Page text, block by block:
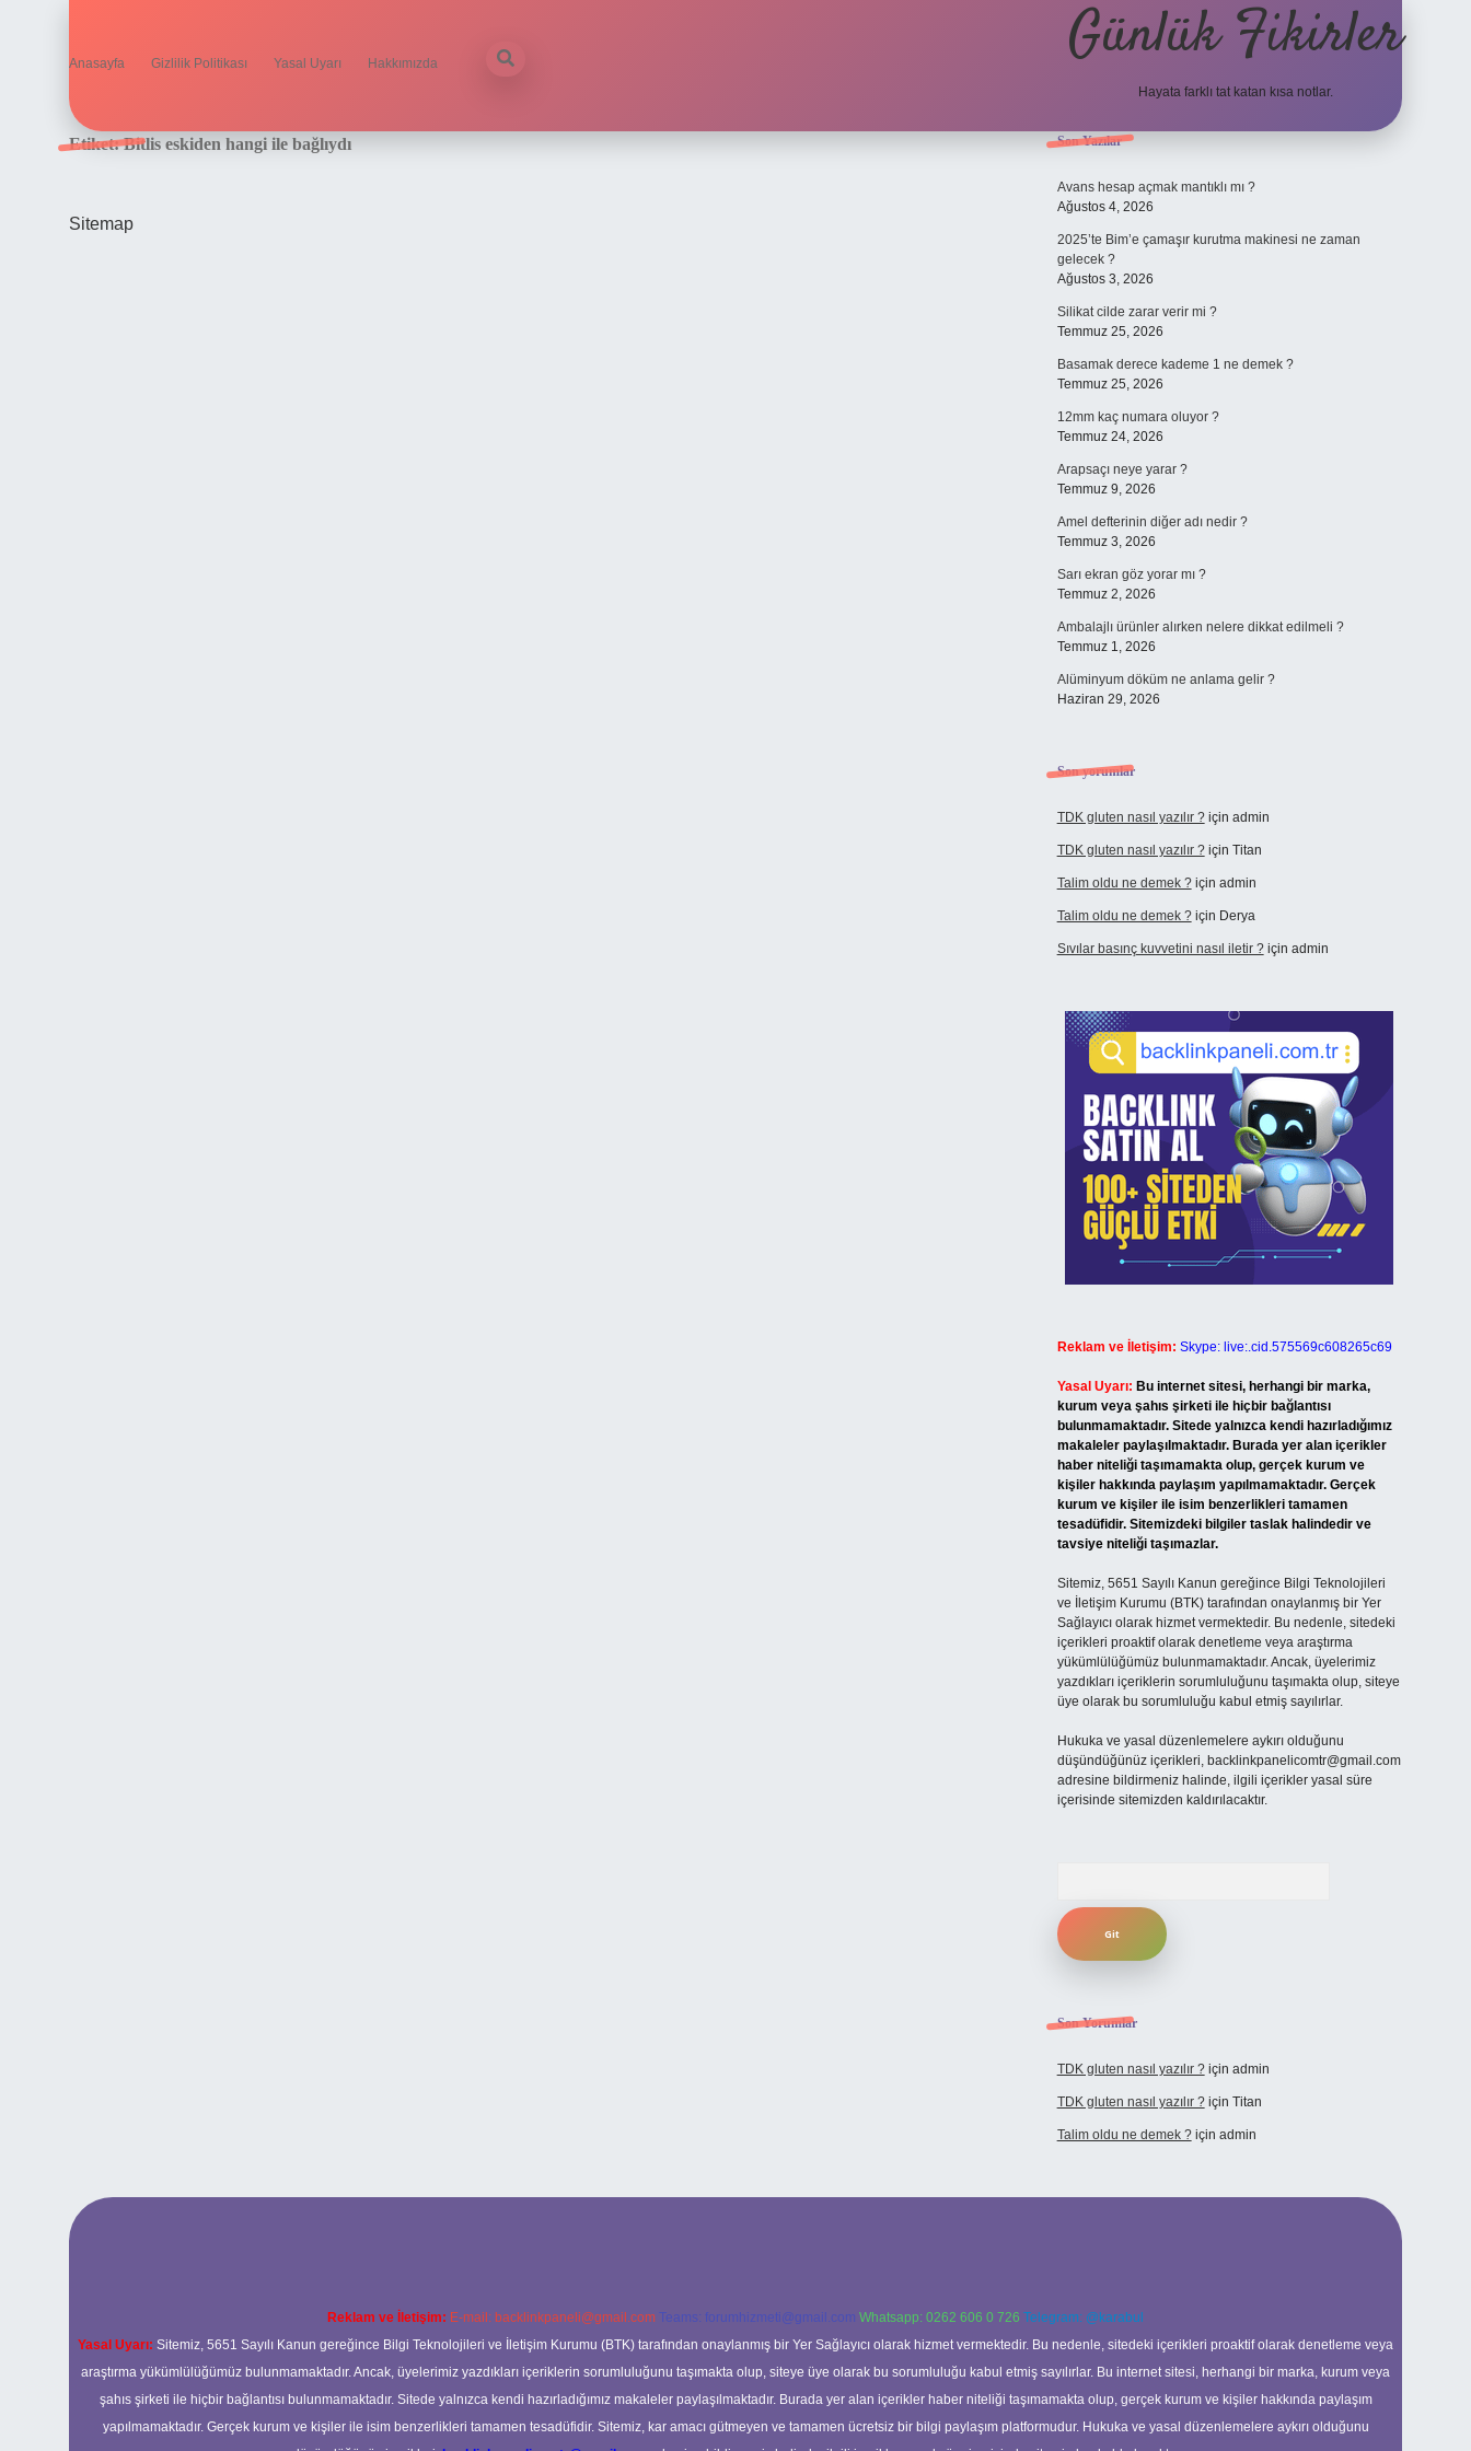
Anasayfa Gizlilik Politikası Yasal Uyarı Hakkımızda Günlük Fikirler
Hayata farklı tat katan kısa notlar.
Etiket:Bitlis eskiden hangi ile bağlıydı
Sitemap
Sidebar
Son Yazılar
Avans hesap açmak mantıklı mı ?
Ağustos 4, 2026
2025’te Bim’e çamaşır kurutma makinesi ne zaman
gelecek ?
Ağustos 3, 2026
Silikat cilde zarar verir mi ?
Temmuz 25, 2026
Basamak derece kademe 1 ne demek ?
Temmuz 25, 2026
12mm kaç numara oluyor ?
Temmuz 24, 2026
Arapsaçı neye yarar ?
Temmuz 9, 2026
Amel defterinin diğer adı nedir ?
Temmuz 3, 2026
Sarı ekran göz yorar mı ?
Temmuz 2, 2026
Ambalajlı ürünler alırken nelere dikkat edilmeli ?
Temmuz 1, 2026
Alüminyum döküm ne anlama gelir ?
Haziran 29, 2026
Son yorumlar
TDK gluten nasıl yazılır ?için admin
TDK gluten nasıl yazılır ?için Titan
Talim oldu ne demek ?için admin
Talim oldu ne demek ?için Derya
Sıvılar basınç kuvvetini nasıl iletir ?için admin
Reklam ve İletişim: Skype: live:.cid.575569c608265c69
Yasal Uyarı: Bu internet sitesi, herhangi bir marka,
kurum veya şahıs şirketi ile hiçbir bağlantısı
bulunmamaktadır. Sitede yalnızca kendi hazırladığımız
makaleler paylaşılmaktadır. Burada yer alan içerikler
haber niteliği taşımamakta olup, gerçek kurum ve
kişiler hakkında paylaşım yapılmamaktadır. Gerçek
kurum ve kişiler ile isim benzerlikleri tamamen
tesadüfidir. Sitemizdeki bilgiler taslak halindedir ve
tavsiye niteliği taşımazlar.
Sitemiz, 5651 Sayılı Kanun gereğince Bilgi Teknolojileri
ve İletişim Kurumu (BTK) tarafından onaylanmış bir Yer
Sağlayıcı olarak hizmet vermektedir. Bu nedenle, sitedeki
içerikleri proaktif olarak denetleme veya araştırma
yükümlülüğümüz bulunmamaktadır. Ancak, üyelerimiz
yazdıkları içeriklerin sorumluluğunu taşımakta olup, siteye
üye olarak bu sorumluluğu kabul etmiş sayılırlar.
Hukuka ve yasal düzenlemelere aykırı olduğunu
düşündüğünüz içerikleri, backlinkpanelicomtr@gmail.com
adresine bildirmeniz halinde, ilgili içerikler yasal süre
içerisinde sitemizden kaldırılacaktır.
Son Yorumlar
TDK gluten nasıl yazılır ?için admin
TDK gluten nasıl yazılır ?için Titan
Talim oldu ne demek ?için admin
Reklam ve İletişim: E-mail: backlinkpaneli@gmail.com Teams: forumhizmeti@gmail.com Whatsapp: 0262 606 0 726 Telegram: @karabul
Yasal Uyarı: Sitemiz, 5651 Sayılı Kanun gereğince Bilgi Teknolojileri ve İletişim Kurumu (BTK) tarafından onaylanmış bir Yer Sağlayıcı olarak hizmet vermektedir. Bu nedenle, sitedeki içerikleri proaktif olarak denetleme veya
araştırma yükümlülüğümüz bulunmamaktadır. Ancak, üyelerimiz yazdıkları içeriklerin sorumluluğunu taşımakta olup, siteye üye olarak bu sorumluluğu kabul etmiş sayılırlar. Bu internet sitesi, herhangi bir marka, kurum veya
şahıs şirketi ile hiçbir bağlantısı bulunmamaktadır. Sitede yalnızca kendi hazırladığımız makaleler paylaşılmaktadır. Burada yer alan içerikler haber niteliği taşımamakta olup, gerçek kurum ve kişiler hakkında paylaşım
yapılmamaktadır. Gerçek kurum ve kişiler ile isim benzerlikleri tamamen tesadüfidir. Sitemiz, kar amacı gütmeyen ve tamamen ücretsiz bir bilgi paylaşım platformudur. Hukuka ve yasal düzenlemelere aykırı olduğunu